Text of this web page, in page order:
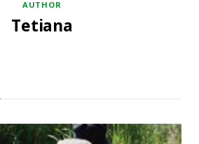
AUTHOR
Tetiana